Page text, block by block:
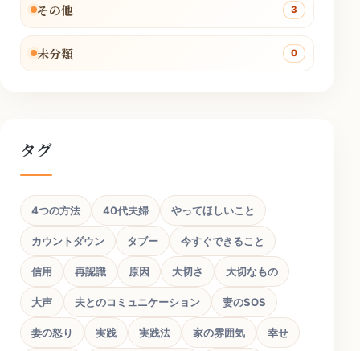
その他 3
未分類 0
タグ
4つの方法 40代夫婦 やってほしいこと
カウントダウン タブー 今すぐできること
信用 再認識 原因 大切さ 大切なもの
大声 夫とのコミュニケーション 妻のSOS
妻の怒り 実践 実践法 家の雰囲気 幸せ